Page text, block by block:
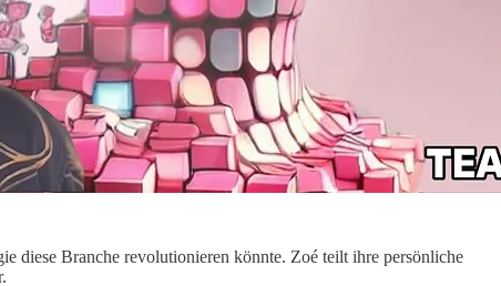
diese Branche revolutionieren könnte. Zoé teilt ihre persönliche